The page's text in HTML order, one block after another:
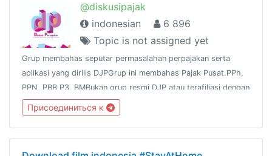
@diskusipajak
indonesian
6 896
Topic is not assigned yet
Grup membahas seputar permasalahan perpajakan serta
aplikasi yang dirilis DJPGrup ini membahas Pajak Pusat.PPh,
PPN, PBB P3, BMBukan grup resmi DJP atau terafiliasi dengan
DJPNo Links except tax, no iklanChannel :
https://t.me/tutorialpajak
Присоединиться к